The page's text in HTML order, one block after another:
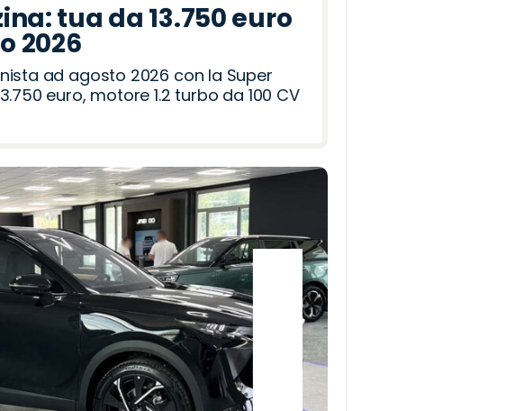
tua da 13.750 euro
2026
ad agosto 2026 con la Super
euro, motore 1.2 turbo da 100 CV